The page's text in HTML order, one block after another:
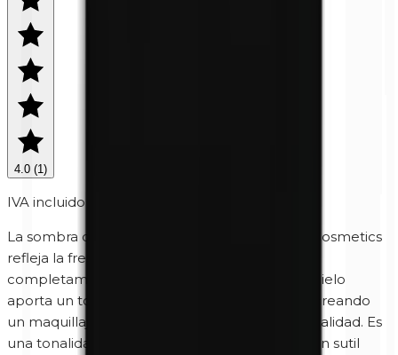
4.0 (1)
IVA incluido
La sombra de ojos mineral Sky 0482 de Unity Cosmetics
refleja la frescura y luminosidad de un cielo
completamente despejado. Su delicado azul cielo
aporta un toque de luz y frescura a la mirada, creando
un maquillaje elegante, moderno y lleno de vitalidad. Es
una tonalidad ideal para iluminar los ojos con un sutil